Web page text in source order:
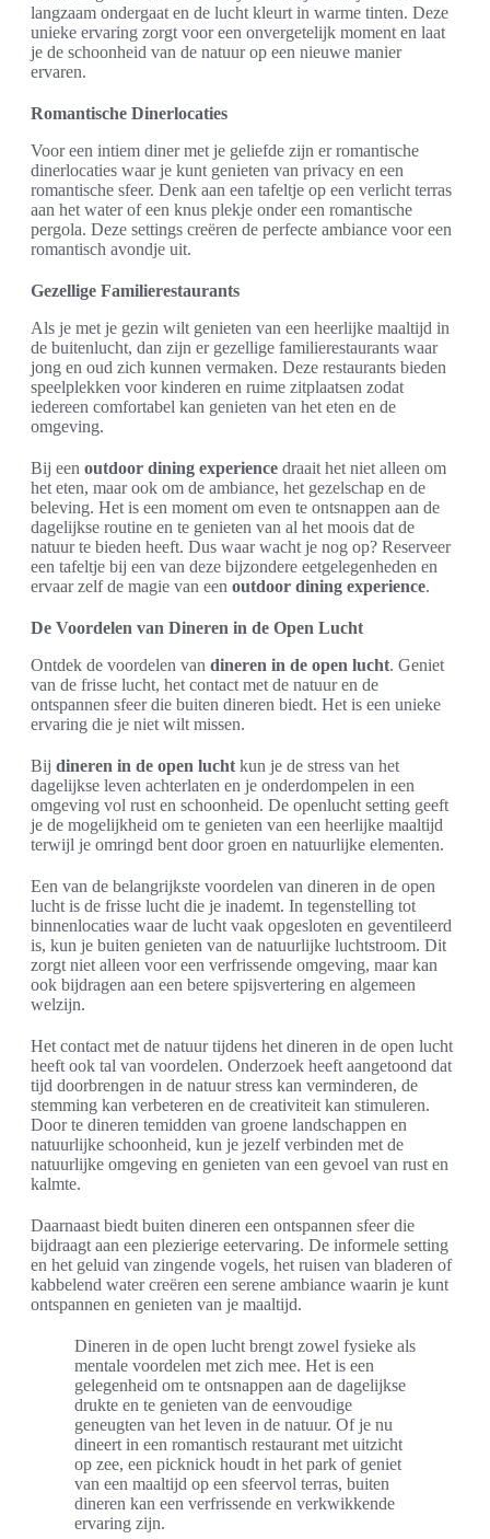
langzaam ondergaat en de lucht kleurt in warme tinten. Deze
unieke ervaring zorgt voor een onvergetelijk moment en laat
je de schoonheid van de natuur op een nieuwe manier
ervaren.
Romantische Dinerlocaties
Voor een intiem diner met je geliefde zijn er romantische
dinerlocaties waar je kunt genieten van privacy en een
romantische sfeer. Denk aan een tafeltje op een verlicht terras
aan het water of een knus plekje onder een romantische
pergola. Deze settings creëren de perfecte ambiance voor een
romantisch avondje uit.
Gezellige Familierestaurants
Als je met je gezin wilt genieten van een heerlijke maaltijd in
de buitenlucht, dan zijn er gezellige familierestaurants waar
jong en oud zich kunnen vermaken. Deze restaurants bieden
speelplekken voor kinderen en ruime zitplaatsen zodat
iedereen comfortabel kan genieten van het eten en de
omgeving.
Bij een outdoor dining experience draait het niet alleen om
het eten, maar ook om de ambiance, het gezelschap en de
beleving. Het is een moment om even te ontsnappen aan de
dagelijkse routine en te genieten van al het moois dat de
natuur te bieden heeft. Dus waar wacht je nog op? Reserveer
een tafeltje bij een van deze bijzondere eetgelegenheden en
ervaar zelf de magie van een outdoor dining experience.
De Voordelen van Dineren in de Open Lucht
Ontdek de voordelen van dineren in de open lucht. Geniet
van de frisse lucht, het contact met de natuur en de
ontspannen sfeer die buiten dineren biedt. Het is een unieke
ervaring die je niet wilt missen.
Bij dineren in de open lucht kun je de stress van het
dagelijkse leven achterlaten en je onderdompelen in een
omgeving vol rust en schoonheid. De openlucht setting geeft
je de mogelijkheid om te genieten van een heerlijke maaltijd
terwijl je omringd bent door groen en natuurlijke elementen.
Een van de belangrijkste voordelen van dineren in de open
lucht is de frisse lucht die je inademt. In tegenstelling tot
binnenlocaties waar de lucht vaak opgesloten en geventileerd
is, kun je buiten genieten van de natuurlijke luchtstroom. Dit
zorgt niet alleen voor een verfrissende omgeving, maar kan
ook bijdragen aan een betere spijsvertering en algemeen
welzijn.
Het contact met de natuur tijdens het dineren in de open lucht
heeft ook tal van voordelen. Onderzoek heeft aangetoond dat
tijd doorbrengen in de natuur stress kan verminderen, de
stemming kan verbeteren en de creativiteit kan stimuleren.
Door te dineren temidden van groene landschappen en
natuurlijke schoonheid, kun je jezelf verbinden met de
natuurlijke omgeving en genieten van een gevoel van rust en
kalmte.
Daarnaast biedt buiten dineren een ontspannen sfeer die
bijdraagt aan een plezierige eetervaring. De informele setting
en het geluid van zingende vogels, het ruisen van bladeren of
kabbelend water creëren een serene ambiance waarin je kunt
ontspannen en genieten van je maaltijd.
Dineren in de open lucht brengt zowel fysieke als
mentale voordelen met zich mee. Het is een
gelegenheid om te ontsnappen aan de dagelijkse
drukte en te genieten van de eenvoudige
geneugten van het leven in de natuur. Of je nu
dineert in een romantisch restaurant met uitzicht
op zee, een picknick houdt in het park of geniet
van een maaltijd op een sfeervol terras, buiten
dineren kan een verfrissende en verkwikkende
ervaring zijn.